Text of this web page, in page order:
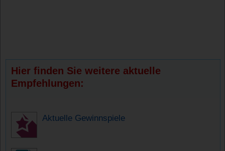
Hier finden Sie weitere aktuelle
Empfehlungen:
Aktuelle Gewinnspiele